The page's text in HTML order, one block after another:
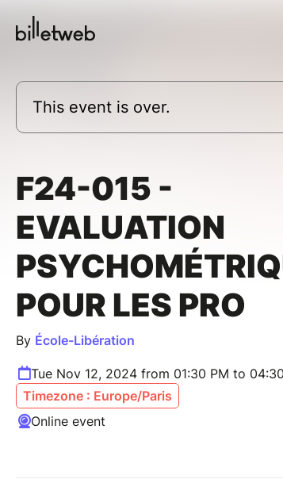
This event is over.
F24-015 -
EVALUATION
POUR LES PRO
By École-Libération
Tue Nov 12, 2024 from 01:30 PM to
Timezone : Europe/Paris
Online event